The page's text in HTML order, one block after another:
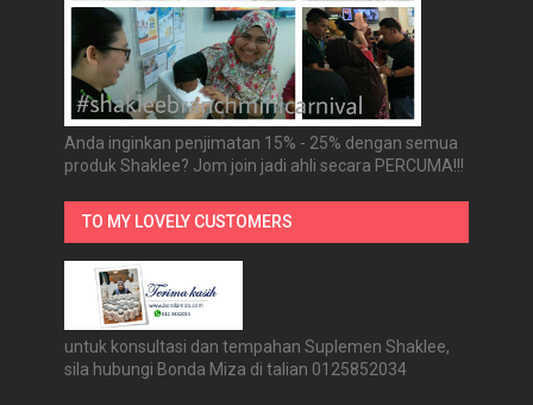
Anda inginkan penjimatan 15% - 25% dengan semua
produk Shaklee? Jom join jadi ahli secara PERCUMA!!!
TO MY LOVELY CUSTOMERS
untuk konsultasi dan tempahan Suplemen Shaklee,
sila hubungi Bonda Miza di talian 0125852034